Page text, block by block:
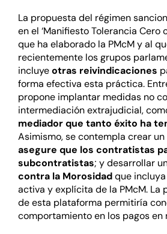
La propuesta del régimen
en el ‘Manifiesto Tolerancia Cero
que ha elaborado la PMcM y al
recientemente los grupos
incluyeotras reivindicaciones
forma efectiva esta práctica.
propone implantar medidas no
intermediación extrajudicial,
mediador que tanto éxito ha
Asimismo, se contempla crear un
asegure que los contratistas
subcontratistas; y desarrollar
contra la Morosidadque
activa y explícita de la PMcM. La
de esta plataforma permitiría
comportamiento en los pagos en